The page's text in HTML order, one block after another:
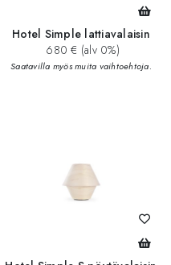
Hotel Simple lattiavalaisin
680 € (alv 0%)
Saatavilla myös muita vaihtoehtoja.